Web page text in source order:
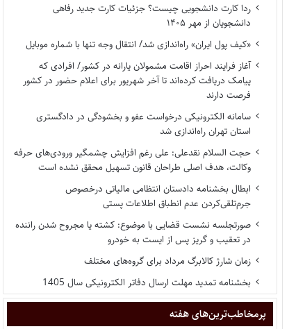
ردا کارت دانشجویی چیست؟ جزئیات کارت جدید رفاهی
دانشجویان از مهر ۱۴۰۵
«کیف پول ایران» راه‌اندازی شد/ انتقال وجه تنها با شماره موبایل
آغاز فرایند احراز اقامت مشمولان یارانه در کشور/ افرادی که
پیامک دریافت کرده‌اند تا آخر شهریور برای اعلام حضور در کشور
فرصت دارند
سامانه الکترونیکی درخواست عفو و بخشودگی در دادگستری
استان تهران راه‌اندازی شد
حجت السلام نقدعلی: علی رغم افزایش چشمگیر ورودی‌های حرفه
وکالت، هدف اصلی طراحان قانون تسهیل محقق نشده است
ابطال بخشنامه دادستان انتظامی مالیاتی درخصوص
جرم‌تلقی‌کردن عدم انطباق اطلاعات پستی
صورتجلسه نشست قضایی با موضوع: کشته یا مجروح شدن راننده
در تعقیب و گریز پس از ایست به خودرو
زمان شارژ کالابرگ مرداد برای گروه‌های مختلف
بخشنامه تمدید مهلت ارسال دفاتر الکترونیکی سال 1405
پر‌مخاطب‌ترین‌های هفته